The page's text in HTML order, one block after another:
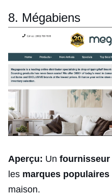
8. Mégabiens
Aperçu: Un fournisseur
les marques populaires
maison.